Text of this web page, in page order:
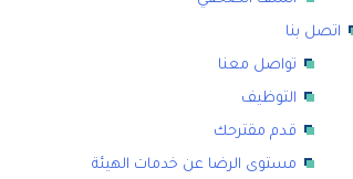
اتصل بنا
تواصل معنا
التوظيف
قدم مقترحك
مستوى الرضا عن خدمات الهيئة